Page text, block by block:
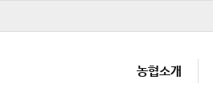
농협소개